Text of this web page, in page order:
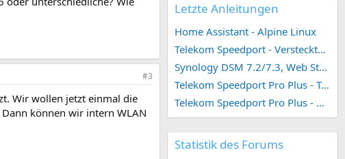
#3
Wir wollen jetzt einmal die
können wir intern WLAN
Letzte Anleitungen
Home Assistant - Alpine Linux
Telekom Speedport - Versteckte Konfigurationen
Synology DSM 7.2/7.3, Web Station 4, Webdienst und Webportal erstellen (ehemals vHost)
Telekom Speedport Pro Plus - Telefonie einrichten
Telekom Speedport Pro Plus - Netzwerk einrichten
Statistik des Forums